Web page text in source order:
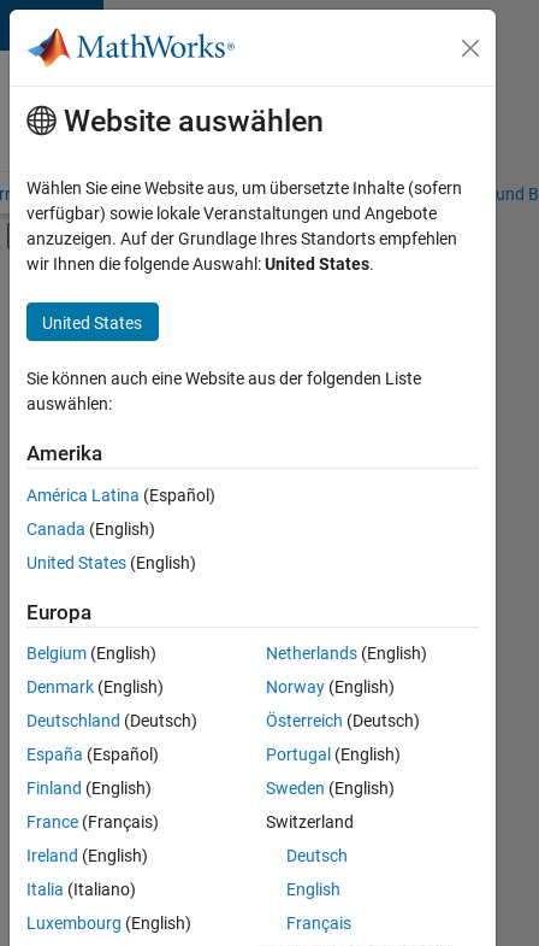
Weiter zum Inhalt
Karriere
bei
MathWorks
– Übersicht Stellensuche Niederlassungen Studierende und
Umschaltung für Off-Canvas-
Hauptinhalt
Commercial Sales
Education Sales
Finance and Operations
Legal
+3
Derzeit
es
keine
offenen
Stellen,
Ihren
Suchkriterien
entsprechen.
können
die
Suchkriterien
weiter
fassen
oder
alle
Stellenangebote
anzeigen .
Website auswählen
Wählen Sie eine Website aus, um übersetzte Inhalte (sofern
verfügbar) sowie lokale Veranstaltungen und Angebote
anzuzeigen. Auf der Grundlage Ihres Standorts empfehlen
wir Ihnen die folgende Auswahl:United States.
United States
Sie können auch eine Website aus der folgenden Liste
auswählen:
Amerika
América Latina (Español)
Canada (English)
United States (English)
Europa
Belgium (English)
Denmark (English)
Deutschland (Deutsch)
España (Español)
Finland (English)
France (Français)
Ireland (English)
Italia (Italiano)
Luxembourg (English)
Netherlands(English)
Norway(English)
Österreich (Deutsch)
Portugal (English)
Sweden (English)
Switzerland
Deutsch
English
Français